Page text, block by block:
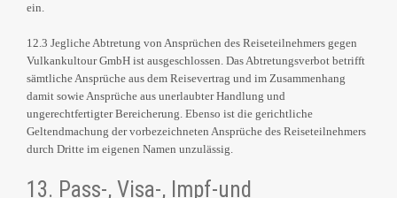
ein.
12.3 Jegliche Abtretung von Ansprüchen des Reiseteilnehmers gegen
Vulkankultour GmbH ist ausgeschlossen. Das Abtretungsverbot betrifft
sämtliche Ansprüche aus dem Reisevertrag und im Zusammenhang
damit sowie Ansprüche aus unerlaubter Handlung und
ungerechtfertigter Bereicherung. Ebenso ist die gerichtliche
Geltendmachung der vorbezeichneten Ansprüche des Reiseteilnehmers
durch Dritte im eigenen Namen unzulässig.
13. Pass-, Visa-, Impf-und